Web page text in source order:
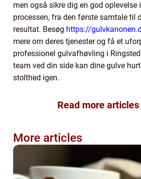
men også sikre dig en god oplevelse
processen, fra den første samtale til
resultat. Besøg https://
mere om deres tjenester og få et
professionel gulvafhøvling i
team ved din side kan dine gulve
stolthed igen.
Read more
More articles